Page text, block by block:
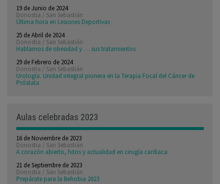
19 de Junio de 2024
Donostia / San Sebastián
Última hora en Lesiones Deportivas
25 de Abril de 2024
Donostia / San Sebastián
Hablamos de obesidad y … sus tratamientos
29 de Febrero de 2024
Donostia / San Sebastián
Urología. Unidad integral pionera en la Terapia Focal del Cáncer de
Próstata
Aulas celebradas 2023
16 de Noviembre de 2023
Donostia / San Sebastián
A corazón abierto, hitos y actualidad en cirugía cardiaca
21 de Septiembre de 2023
Donostia / San Sebastián
Prepárate para la Behobia 2023